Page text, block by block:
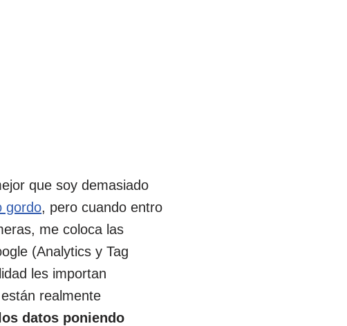
que soy demasiado
gordo, pero cuando entro
me coloca las
(Analytics y Tag
les importan
realmente
datos poniendo